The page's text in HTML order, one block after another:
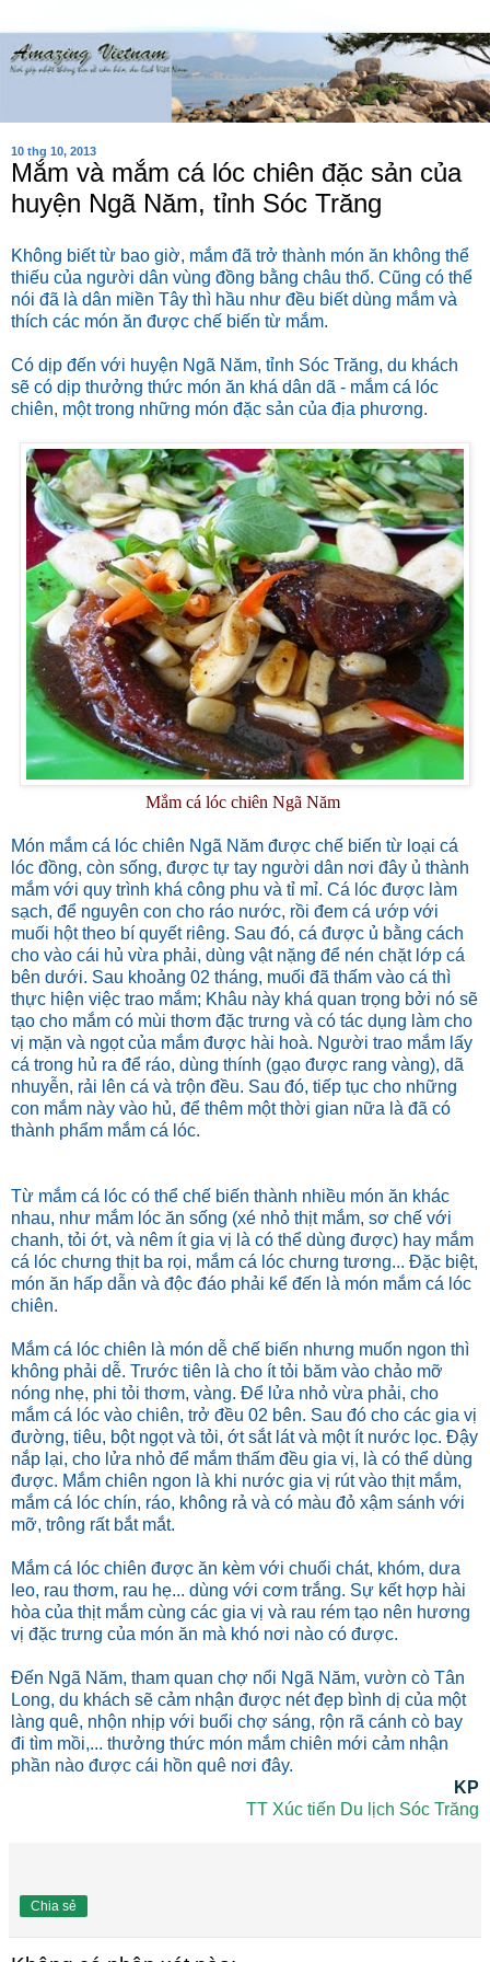
10 thg 10, 2013
Mắm và mắm cá lóc chiên đặc sản của
huyện Ngã Năm, tỉnh Sóc Trăng
Không biết từ bao giờ, mắm đã trở thành món ăn không thể
thiếu của người dân vùng đồng bằng châu thổ. Cũng có thể
nói đã là dân miền Tây thì hầu như đều biết dùng mắm và
thích các món ăn được chế biến từ mắm.
Có dịp đến với huyện Ngã Năm, tỉnh Sóc Trăng, du khách
sẽ có dịp thưởng thức món ăn khá dân dã - mắm cá lóc
chiên, một trong những món đặc sản của địa phương.
Mắm cá lóc chiên Ngã Năm
Món mắm cá lóc chiên Ngã Năm được chế biến từ loại cá
lóc đồng, còn sống, được tự tay người dân nơi đây ủ thành
mắm với quy trình khá công phu và tỉ mỉ. Cá lóc được làm
sạch, để nguyên con cho ráo nước, rồi đem cá ướp với
muối hột theo bí quyết riêng. Sau đó, cá được ủ bằng cách
cho vào cái hủ vừa phải, dùng vật nặng để nén chặt lớp cá
bên dưới. Sau khoảng 02 tháng, muối đã thấm vào cá thì
thực hiện việc trao mắm; Khâu này khá quan trọng bởi nó sẽ
tạo cho mắm có mùi thơm đặc trưng và có tác dụng làm cho
vị mặn và ngọt của mắm được hài hoà. Người trao mắm lấy
cá trong hủ ra để ráo, dùng thính (gạo được rang vàng), dã
nhuyễn, rải lên cá và trộn đều. Sau đó, tiếp tục cho những
con mắm này vào hủ, để thêm một thời gian nữa là đã có
thành phẩm mắm cá lóc.
Từ mắm cá lóc có thể chế biến thành nhiều món ăn khác
nhau, như mắm lóc ăn sống (xé nhỏ thịt mắm, sơ chế với
chanh, tỏi ớt, và nêm ít gia vị là có thể dùng được) hay mắm
cá lóc chưng thịt ba rọi, mắm cá lóc chưng tương... Đặc biệt,
món ăn hấp dẫn và độc đáo phải kể đến là món mắm cá lóc
chiên.
Mắm cá lóc chiên là món dễ chế biến nhưng muốn ngon thì
không phải dễ. Trước tiên là cho ít tỏi băm vào chảo mỡ
nóng nhẹ, phi tỏi thơm, vàng. Để lửa nhỏ vừa phải, cho
mắm cá lóc vào chiên, trở đều 02 bên. Sau đó cho các gia vị
đường, tiêu, bột ngọt và tỏi, ớt sắt lát và một ít nước lọc. Đậy
nắp lại, cho lửa nhỏ để mắm thấm đều gia vị, là có thể dùng
được. Mắm chiên ngon là khi nước gia vị rút vào thịt mắm,
mắm cá lóc chín, ráo, không rả và có màu đỏ xậm sánh với
mỡ, trông rất bắt mắt.
Mắm cá lóc chiên được ăn kèm với chuối chát, khóm, dưa
leo, rau thơm, rau hẹ... dùng với cơm trắng. Sự kết hợp hài
hòa của thịt mắm cùng các gia vị và rau rém tạo nên hương
vị đặc trưng của món ăn mà khó nơi nào có được.
Đến Ngã Năm, tham quan chợ nổi Ngã Năm, vườn cò Tân
Long, du khách sẽ cảm nhận được nét đẹp bình dị của một
làng quê, nhộn nhịp với buổi chợ sáng, rộn rã cánh cò bay
đi tìm mồi,... thưởng thức món mắm chiên mới cảm nhận
phần nào được cái hồn quê nơi đây.
KP
TT Xúc tiến Du lịch Sóc Trăng
Chia sẻ